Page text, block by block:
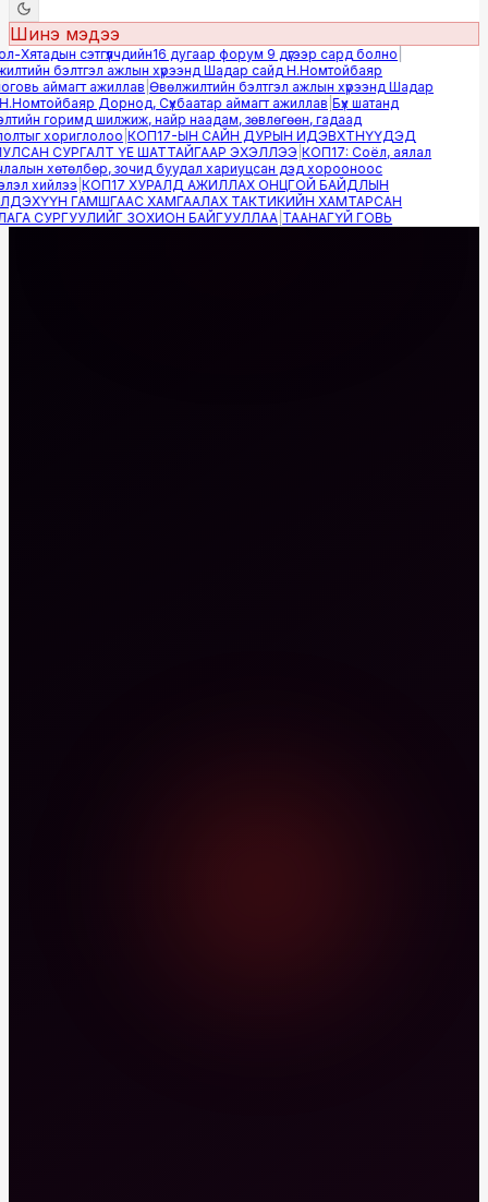
Шинэ мэдээ
сэтгүүлчдийн16 дугаар форум 9 дүгээр сард болно|
бэлтгэл ажлын хүрээнд Шадар сайд Н.Номтойбаяр
аймагт ажиллав|Өвөлжилтийн бэлтгэл ажлын хүрээнд Шадар
Дорнод, Сүхбаатар аймагт ажиллав|Бүх шатанд
горимд шилжиж, найр наадам, зөвлөгөөн, гадаад
хориглолоо|КОП17-ЫН САЙН ДУРЫН ИДЭВХТНҮҮДЭД
СУРГАЛТ ҮЕ ШАТТАЙГААР ЭХЭЛЛЭЭ|КОП17: Соёл, аялал
хөтөлбөр, зочид буудал хариуцсан дэд хорооноос
хийлээ|КОП17 ХУРАЛД АЖИЛЛАХ ОНЦГОЙ БАЙДЛЫН
ГАМШГААС ХАМГААЛАХ ТАКТИКИЙН ХАМТАРСАН
СУРГУУЛИЙГ ЗОХИОН БАЙГУУЛЛАА|ТААНАГҮЙ ГОВЬ